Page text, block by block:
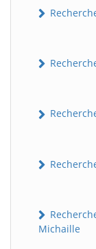
Michaille